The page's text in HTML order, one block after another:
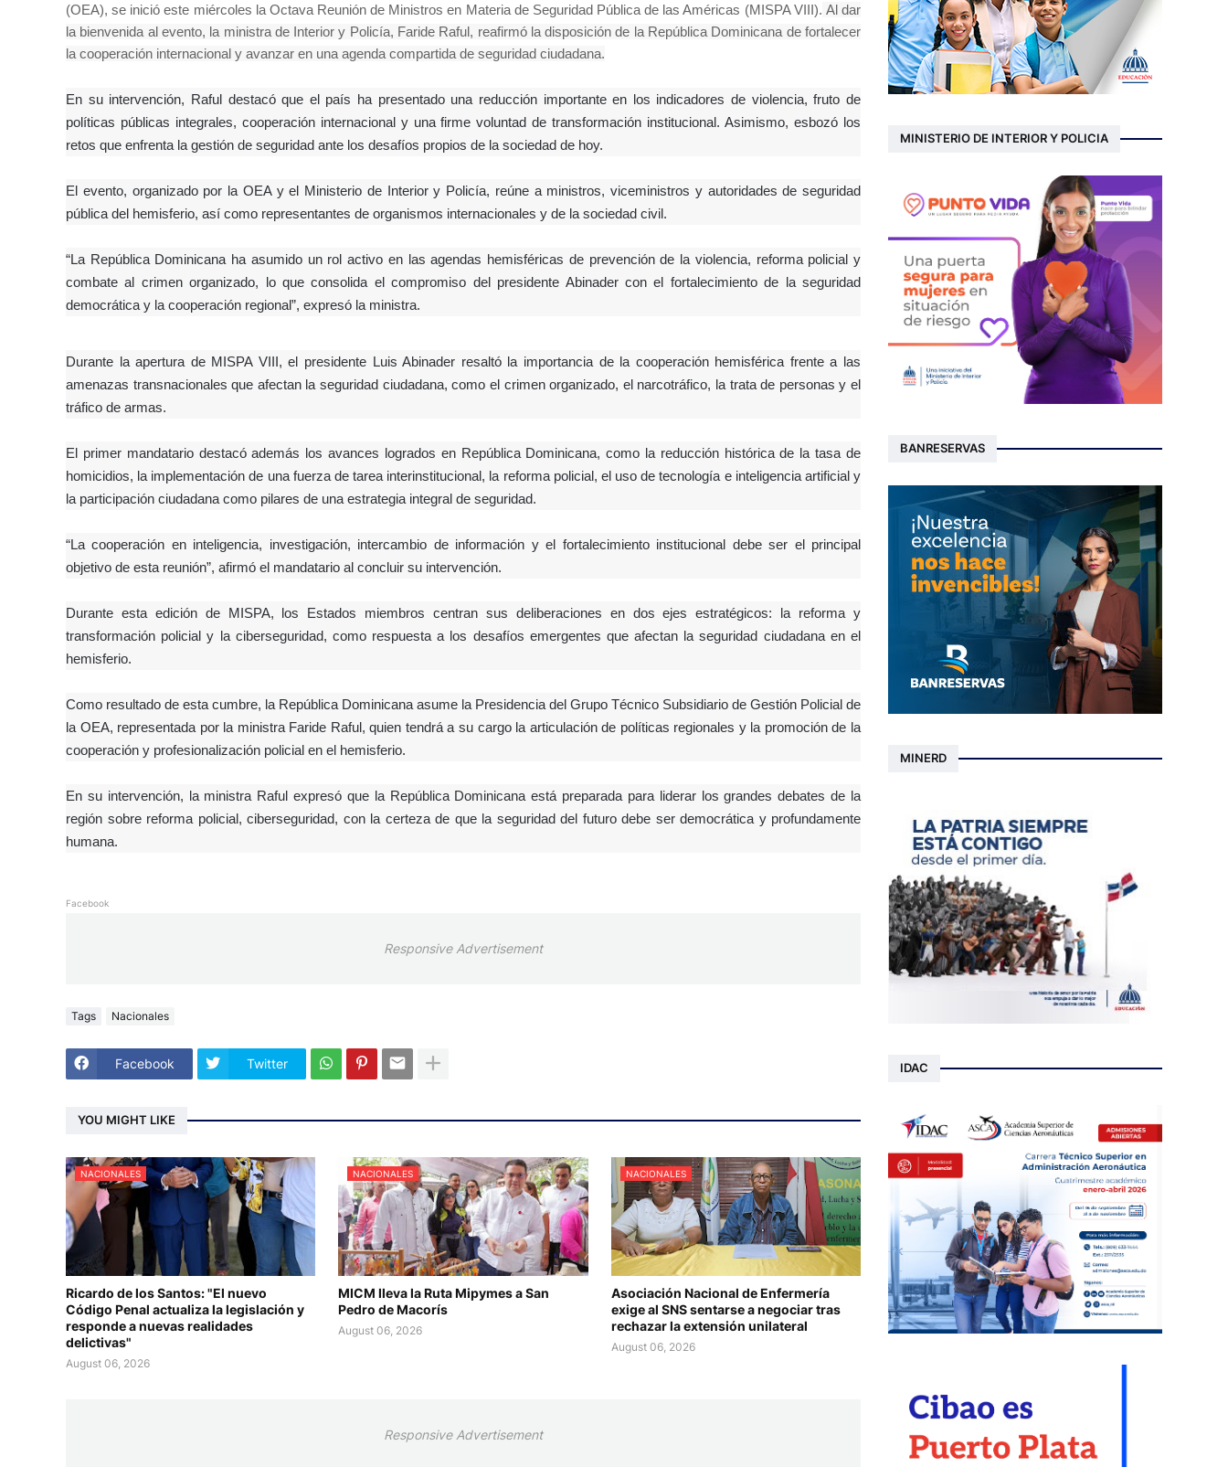
(OEA), se inició este miércoles la Octava Reunión de Ministros en Materia de Seguridad Pública de las Américas (MISPA VIII). Al dar
la bienvenida al evento, la ministra de Interior y Policía, Faride Raful, reafirmó la disposición de la República Dominicana de fortalecer
la cooperación internacional y avanzar en una agenda compartida de seguridad ciudadana.
En su intervención, Raful destacó que el país ha presentado una reducción importante en los indicadores de violencia, fruto de
políticas públicas integrales, cooperación internacional y una firme voluntad de transformación institucional. Asimismo, esbozó los
retos que enfrenta la gestión de seguridad ante los desafíos propios de la sociedad de hoy.
El evento, organizado por la OEA y el Ministerio de Interior y Policía, reúne a ministros, viceministros y autoridades de seguridad
pública del hemisferio, así como representantes de organismos internacionales y de la sociedad civil.
“La República Dominicana ha asumido un rol activo en las agendas hemisféricas de prevención de la violencia, reforma policial y
combate al crimen organizado, lo que consolida el compromiso del presidente Abinader con el fortalecimiento de la seguridad
democrática y la cooperación regional”, expresó la ministra.
Durante la apertura de MISPA VIII, el presidente Luis Abinader resaltó la importancia de la cooperación hemisférica frente a las
amenazas transnacionales que afectan la seguridad ciudadana, como el crimen organizado, el narcotráfico, la trata de personas y el
tráfico de armas.
El primer mandatario destacó además los avances logrados en República Dominicana, como la reducción histórica de la tasa de
homicidios, la implementación de una fuerza de tarea interinstitucional, la reforma policial, el uso de tecnología e inteligencia artificial y
la participación ciudadana como pilares de una estrategia integral de seguridad.
“La cooperación en inteligencia, investigación, intercambio de información y el fortalecimiento institucional debe ser el principal
objetivo de esta reunión”, afirmó el mandatario al concluir su intervención.
Durante esta edición de MISPA, los Estados miembros centran sus deliberaciones en dos ejes estratégicos: la reforma y
transformación policial y la ciberseguridad, como respuesta a los desafíos emergentes que afectan la seguridad ciudadana en el
hemisferio.
Como resultado de esta cumbre, la República Dominicana asume la Presidencia del Grupo Técnico Subsidiario de Gestión Policial de
la OEA, representada por la ministra Faride Raful, quien tendrá a su cargo la articulación de políticas regionales y la promoción de la
cooperación y profesionalización policial en el hemisferio.
En su intervención, la ministra Raful expresó que la República Dominicana está preparada para liderar los grandes debates de la
región sobre reforma policial, ciberseguridad, con la certeza de que la seguridad del futuro debe ser democrática y profundamente
humana.
Facebook
Responsive Advertisement
Tags Nacionales
Facebook Twitter
YOU MIGHT LIKE
NACIONALES
Ricardo de los Santos: "El nuevo
Código Penal actualiza la legislación y
responde a nuevas realidades
delictivas"
August 06, 2026
NACIONALES
MICM lleva la Ruta Mipymes a San
Pedro de Macorís
August 06, 2026
NACIONALES
Asociación Nacional de Enfermería
exige al SNS sentarse a negociar tras
rechazar la extensión unilateral
August 06, 2026
Responsive Advertisement
MINISTERIO DE INTERIOR Y POLICIA
BANRESERVAS
MINERD
IDAC